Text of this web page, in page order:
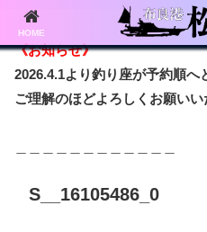
《お知らせ》
2026.4.1より釣り座が予約順へ
ご理解のほどよろしくお願い
S__16105486_0
HOME